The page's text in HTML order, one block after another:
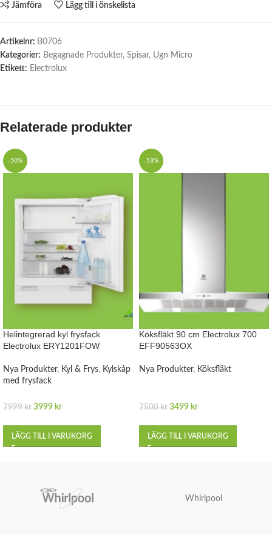
Jämföra Lägg till i önskelista
Artikelnr: B0706
Kategorier: Begagnade Produkter, Spisar, Ugn Micro
Etikett: Electrolux
Relaterade produkter
-50%
Helintegrerad kyl frysfack
Electrolux ERY1201FOW
Nya Produkter, Kyl & Frys, Kylskåp
med frysfack
7999kr 3999 kr
LÄGG TILL I VARUKORG
-53%
Köksfläkt 90 cm Electrolux 700
EFF90563OX
Nya Produkter, Köksfläkt
7500kr 3499 kr
LÄGG TILL I VARUKORG
Whirlpool